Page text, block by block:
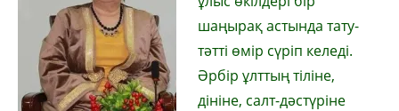
шаңырақ астында тату-
тәтті өмір сүріп келеді.
Әрбір ұлттың тіліне,
дініне, салт-дәстүріне